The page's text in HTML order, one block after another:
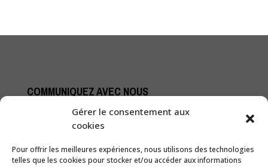
Gérer le consentement aux
cookies
Pour offrir les meilleures expériences, nous utilisons des technologies
telles que les cookies pour stocker et/ou accéder aux informations
COMMUNIQUEZ AVEC NOUS
1289, boul. Dagenais Ouest
Laval (Québec) H7L 5Z9
Téléphone: 450 625-2627